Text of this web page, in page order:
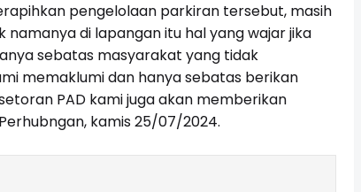
pengelolaan parkiran tersebut, masih
namanya di lapangan itu hal yang wajar jika
sebatas masyarakat yang tidak
memaklumi dan hanya sebatas berikan
PAD kami juga akan memberikan
kamis 25/07/2024.